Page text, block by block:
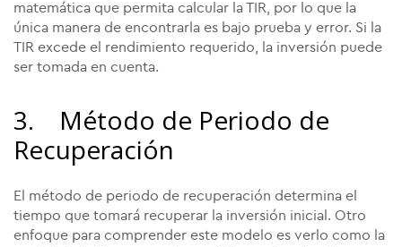
matemática que permita calcular la TIR, por lo que la
única manera de encontrarla es bajo prueba y error. Si la
TIR excede el rendimiento requerido, la inversión puede
ser tomada en cuenta.
3. Método de Periodo de
Recuperación
El método de periodo de recuperación determina el
tiempo que tomará recuperar la inversión inicial. Otro
enfoque para comprender este modelo es verlo como la